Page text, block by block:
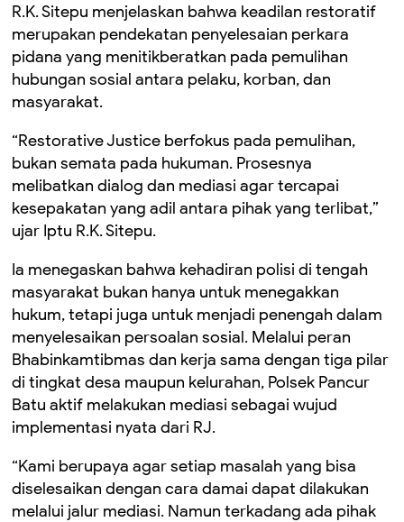
R.K. Sitepu menjelaskan bahwa keadilan restoratif
merupakan pendekatan penyelesaian perkara
pidana yang menitikberatkan pada pemulihan
hubungan sosial antara pelaku, korban, dan
masyarakat.
“Restorative Justice berfokus pada pemulihan,
bukan semata pada hukuman. Prosesnya
melibatkan dialog dan mediasi agar tercapai
kesepakatan yang adil antara pihak yang terlibat,”
ujar Iptu R.K. Sitepu.
Ia menegaskan bahwa kehadiran polisi di tengah
masyarakat bukan hanya untuk menegakkan
hukum, tetapi juga untuk menjadi penengah dalam
menyelesaikan persoalan sosial. Melalui peran
Bhabinkamtibmas dan kerja sama dengan tiga pilar
di tingkat desa maupun kelurahan, Polsek Pancur
Batu aktif melakukan mediasi sebagai wujud
implementasi nyata dari RJ.
“Kami berupaya agar setiap masalah yang bisa
diselesaikan dengan cara damai dapat dilakukan
melalui jalur mediasi. Namun terkadang ada pihak